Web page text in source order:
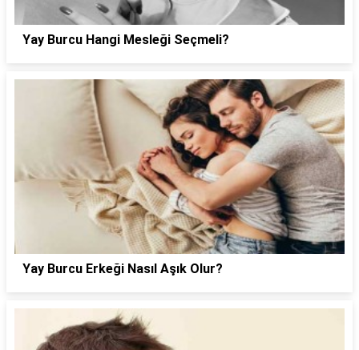
Yay Burcu Hangi Mesleği Seçmeli?
Yay Burcu Erkeği Nasıl Aşık Olur?